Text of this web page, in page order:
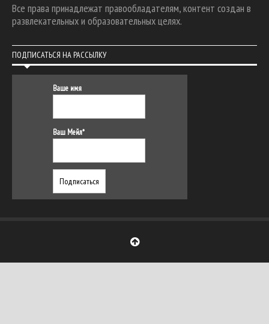
Все права принадлежат правообладателям, контент создан в
развлекательных и образовательных целях.
ПОДПИСАТЬСЯ НА РАССЫЛКУ
Ваше имя
Ваш Мейл*